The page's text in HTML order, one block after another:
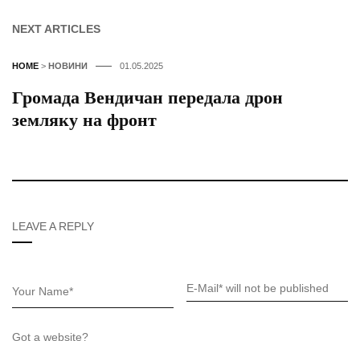
NEXT ARTICLES
HOME > НОВИНИ 01.05.2025
Громада Вендичан передала дрон
земляку на фронт
LEAVE A REPLY